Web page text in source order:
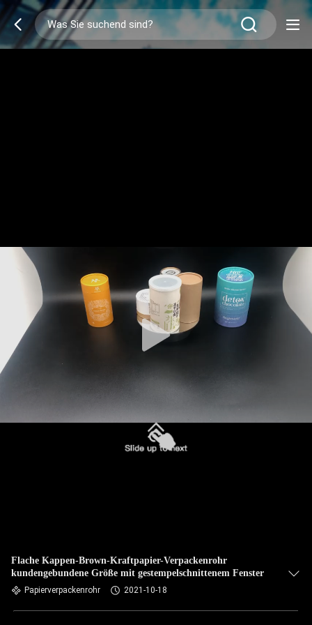
Flache Kappen-Brown-Kraftpapier-Verpackenrohr
kundengebundene Größe mit gestempelschnittenem Fenster
Papierverpackenrohr 2021-10-18